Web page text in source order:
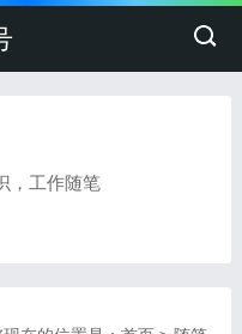
，工作随笔